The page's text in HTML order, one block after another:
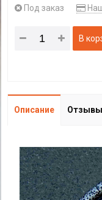
Под заказ
В
Описание